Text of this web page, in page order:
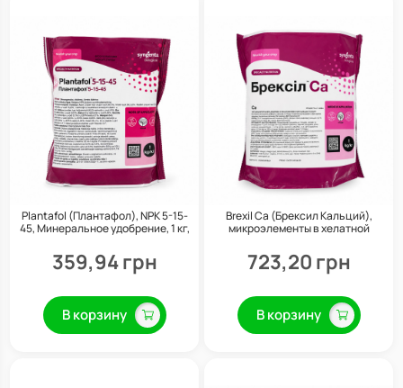
Plantafol (Плантафол), NPK 5-15-
45, Минеральное удобрение, 1 кг,
359,94 грн
В корзину
Brexil Ca (Брексил Кальций),
микроэлементы в хелатной
723,20 грн
В корзину